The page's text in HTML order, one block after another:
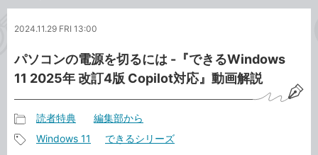
ッ
2024.11.29 FRI 13:00
パソコンの電源を切るには -『できるWindows
11 2025年 改訂4版 Copilot対応』動画解説
事
読者特典 編集部から
Windows 11 できるシリーズ